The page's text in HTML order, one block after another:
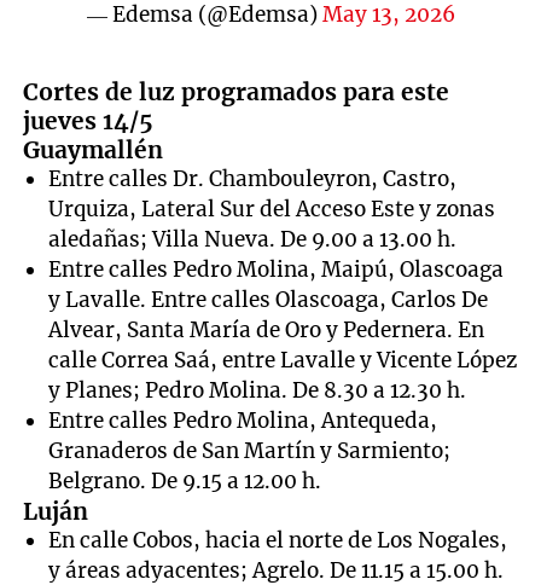
— Edemsa (@Edemsa)May 13, 2026
Cortes de luz programados para este
jueves 14/5
Guaymallén
Entre calles Dr. Chambouleyron, Castro,
Urquiza, Lateral Sur del Acceso Este y zonas
aledañas; Villa Nueva. De 9.00 a 13.00 h.
Entre calles Pedro Molina, Maipú, Olascoaga
y Lavalle. Entre calles Olascoaga, Carlos De
Alvear, Santa María de Oro y Pedernera. En
calle Correa Saá, entre Lavalle y Vicente López
y Planes; Pedro Molina. De 8.30 a 12.30 h.
Entre calles Pedro Molina, Antequeda,
Granaderos de San Martín y Sarmiento;
Belgrano. De 9.15 a 12.00 h.
Luján
En calle Cobos, hacia el norte de Los Nogales,
y áreas adyacentes; Agrelo. De 11.15 a 15.00 h.